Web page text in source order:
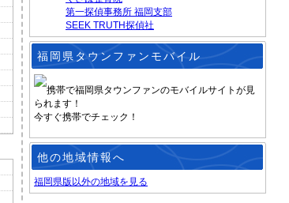
第一探偵事務所 福岡支部
SEEK TRUTH探偵社
福岡県タウンファンモバイル
携帯で福岡県タウンファンのモバイルサイトが見
られます！
今すぐ携帯でチェック！
他の地域情報へ
福岡県版以外の地域を見る